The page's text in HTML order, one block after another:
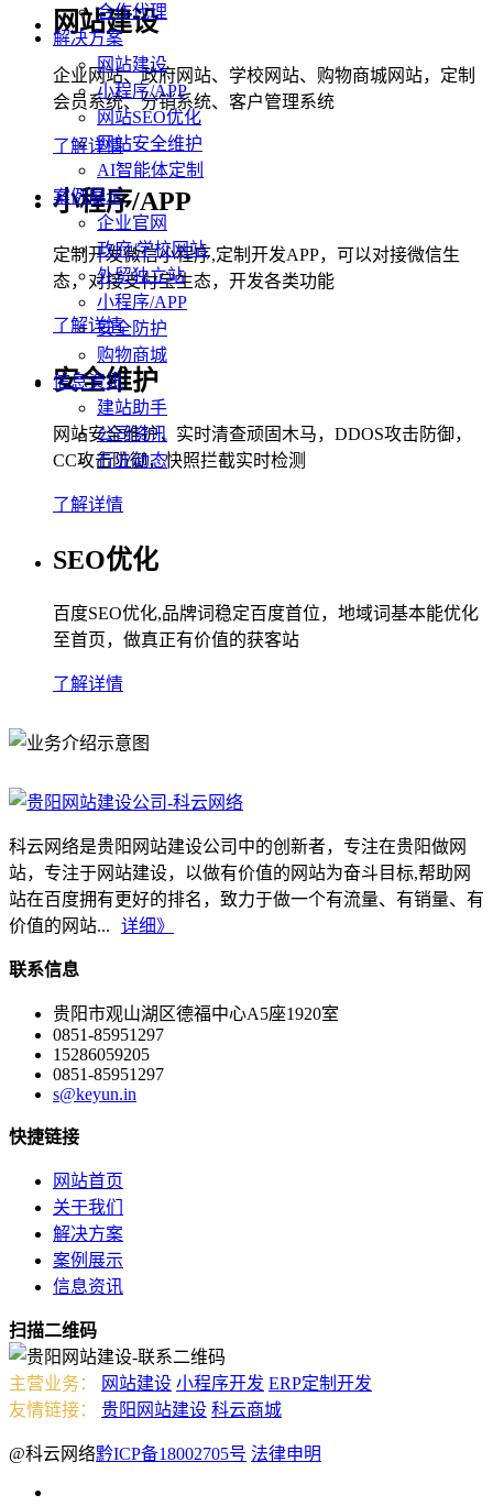
合作代理
解决方案
网站建设
小程序/APP
网站SEO优化
网站安全维护
AI智能体定制
案例展示
企业官网
政府/学校网站
外贸独立站
小程序/APP
安全防护
购物商城
信息资讯
建站助手
公司资讯
行业动态
网站建设
企业网站、政府网站、学校网站、购物商城网站，定制
会员系统、分销系统、客户管理系统
了解详情
小程序/APP
定制开发微信小程序,定制开发APP，可以对接微信生
态，对接支付宝生态，开发各类功能
了解详情
安全维护
网站安全维护，实时清查顽固木马，DDOS攻击防御，
CC攻击防御，快照拦截实时检测
了解详情
SEO优化
百度SEO优化,品牌词稳定百度首位，地域词基本能优化
至首页，做真正有价值的获客站
了解详情
科云网络是贵阳网站建设公司中的创新者，专注在贵阳做网
站，专注于网站建设，以做有价值的网站为奋斗目标,帮助网
站在百度拥有更好的排名，致力于做一个有流量、有销量、有
价值的网站...
详细》
联系信息
贵阳市观山湖区德福中心A5座1920室
0851-85951297
15286059205
0851-85951297
s@keyun.in
快捷链接
网站首页
关于我们
解决方案
案例展示
信息资讯
扫描二维码
主营业务： 网站建设 小程序开发 ERP定制开发
友情链接：
贵阳网站建设 科云商城
@科云网络黔ICP备18002705号 法律申明